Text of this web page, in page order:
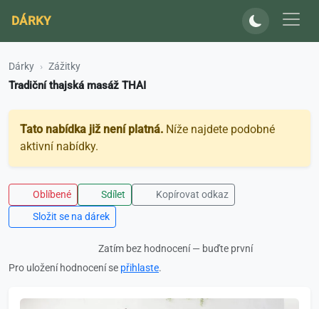
DÁRKY
Dárky Zážitky
Tradiční thajská masáž THAI
Tato nabídka již není platná. Níže najdete podobné
aktivní nabídky.
Oblíbené Sdílet
Kopírovat odkaz
Složit se na dárek
Zatím bez hodnocení — buďte první
Pro uložení hodnocení se přihlaste.